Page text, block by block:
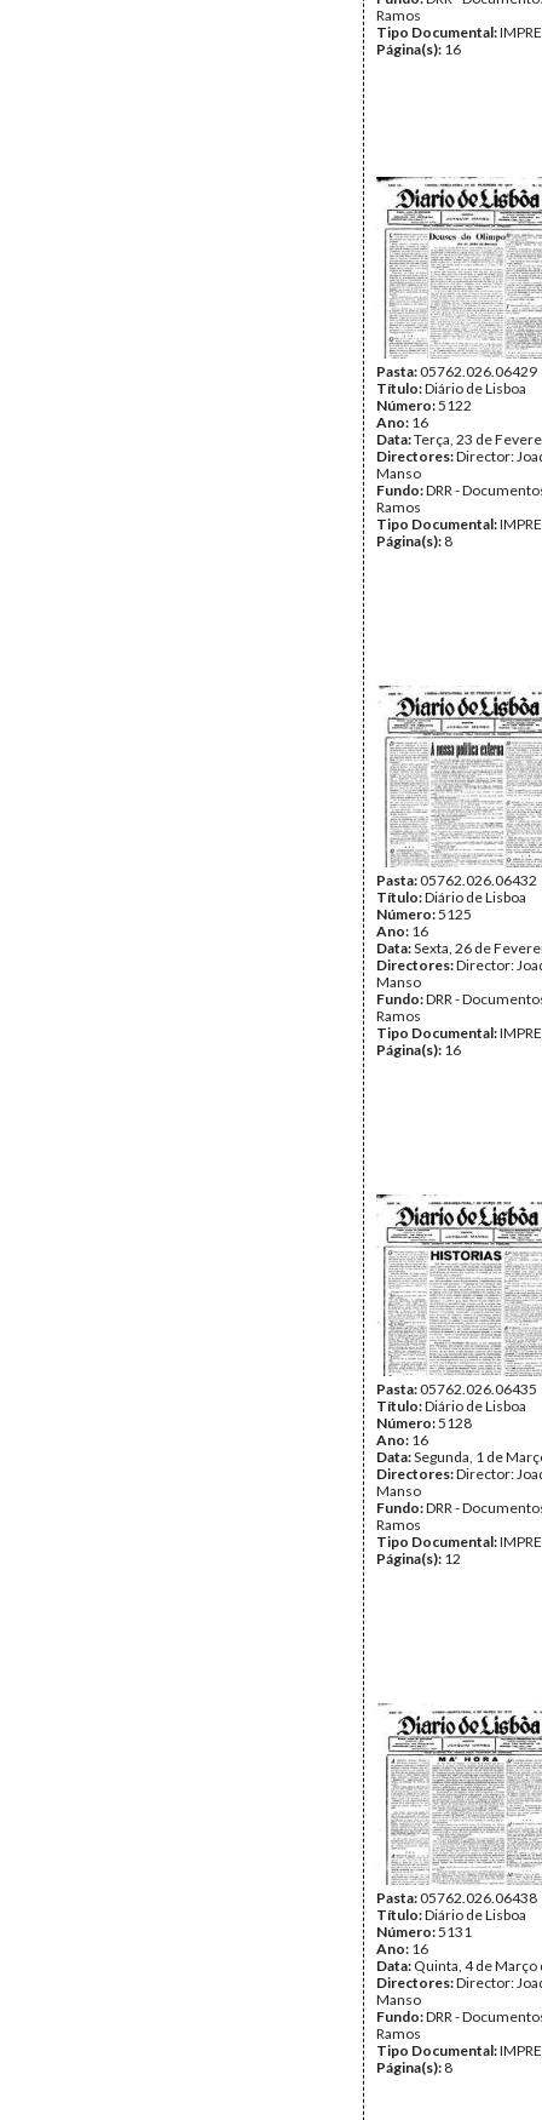
Ramos
Tipo Documental:
Página(s): 16
Pasta:05762.026.06429
Título:Diário de Lisboa
Número:5122
Ano: 16
Data:Terça, 23 de
Directores:Director:
Manso
Fundo:DRR -
Ramos
Tipo Documental:
Página(s): 8
Pasta:05762.026.06432
Título:Diário de Lisboa
Número:5125
Ano: 16
Data:Sexta, 26 de
Directores:Director:
Manso
Fundo:DRR -
Ramos
Tipo Documental:
Página(s): 16
Pasta:05762.026.06435
Título:Diário de Lisboa
Número:5128
Ano: 16
Data:Segunda, 1 de
Directores:Director:
Manso
Fundo:DRR -
Ramos
Tipo Documental:
Página(s): 12
Pasta:05762.026.06438
Título:Diário de Lisboa
Número:5131
Ano: 16
Data: Quinta, 4 de Março
Directores:Director:
Manso
Fundo:DRR -
Ramos
Tipo Documental:
Página(s): 8